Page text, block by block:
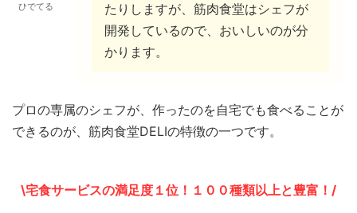
ひでてる
たりしますが、筋肉食堂はシェフが
開発しているので、おいしいのが分
かります。
プロの専属のシェフが、作ったのを自宅でも食べることが
できるのが、筋肉食堂DELIの特徴の一つです。
\宅食サービスの満足度１位！１００種類以上と豊富！/